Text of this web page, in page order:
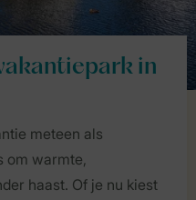
in
meteen als
om warmte,
haast. Of je nu kiest